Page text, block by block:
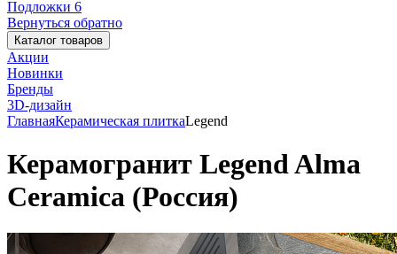
Подложки 6
Вернуться обратно
Каталог товаров
Акции
Новинки
Бренды
3D-дизайн
ГлавнаяКерамическая плиткаLegend
Керамогранит Legend Alma
Ceramica (Россия)